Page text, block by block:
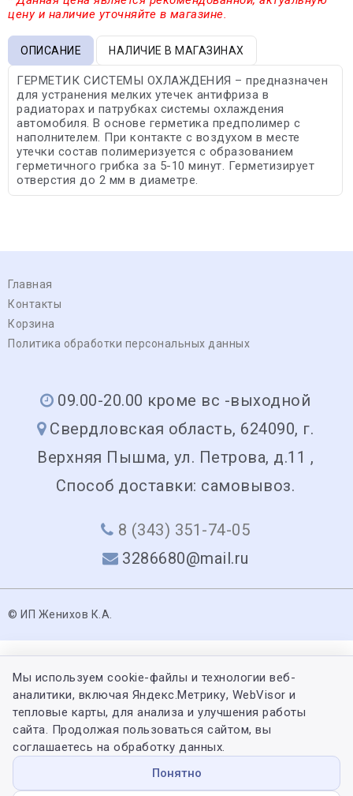
цену и наличие уточняйте в магазине.
ОПИСАНИЕ НАЛИЧИЕ В МАГАЗИНАХ
ГЕРМЕТИК СИСТЕМЫ ОХЛАЖДЕНИЯ – предназначен
для устранения мелких утечек антифриза в
радиаторах и патрубках системы охлаждения
автомобиля. В основе герметика предполимер с
наполнителем. При контакте с воздухом в месте
утечки состав полимеризуется с образованием
герметичного грибка за 5-10 минут. Герметизирует
отверстия до 2 мм в диаметре.
Главная
Контакты
Корзина
Политика обработки персональных данных
09.00-20.00 кроме вс -выходной
Свердловская область, 624090, г.
Верхняя Пышма, ул. Петрова, д.11 ,
Способ доставки: самовывоз.
8 (343) 351-74-05
3286680@mail.ru
© ИП Женихов К.А.
Мы используем cookie-файлы и технологии веб-
аналитики, включая Яндекс.Метрику, WebVisor и
тепловые карты, для анализа и улучшения работы
сайта. Продолжая пользоваться сайтом, вы
соглашаетесь на обработку данных.
Понятно